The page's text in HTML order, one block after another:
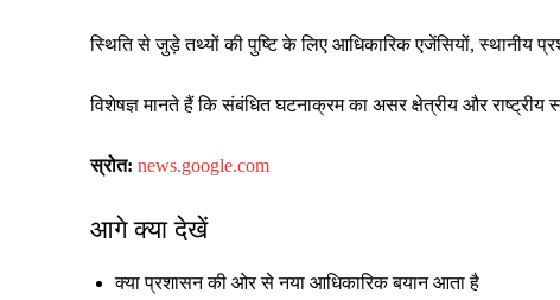
स्थिति से जुड़े तथ्यों की पुष्टि के लिए आधिकारिक एजेंसियों, स्थानीय
विशेषज्ञ मानते हैं कि संबंधित घटनाक्रम का असर क्षेत्रीय और
स्रोत: news.google.com
आगे क्या देखें
क्या प्रशासन की ओर से नया आधिकारिक बयान आता है